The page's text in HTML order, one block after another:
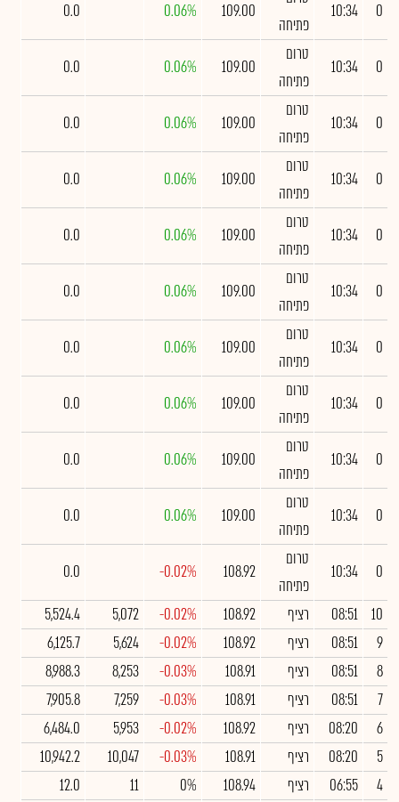
0
10:34
פתיחה
109.00
0.06%
0.0
0
10:34
טרום
פתיחה
109.00
0.06%
0.0
0
10:34
טרום
פתיחה
109.00
0.06%
0.0
0
10:34
טרום
פתיחה
109.00
0.06%
0.0
0
10:34
טרום
פתיחה
109.00
0.06%
0.0
0
10:34
טרום
פתיחה
109.00
0.06%
0.0
0
10:34
טרום
פתיחה
109.00
0.06%
0.0
0
10:34
טרום
פתיחה
109.00
0.06%
0.0
0
10:34
טרום
פתיחה
109.00
0.06%
0.0
0
10:34
טרום
פתיחה
109.00
0.06%
0.0
0
10:34
טרום
פתיחה
108.92
-0.02%
0.0
10
08:51 רציף 108.92
-0.02%
5,072
5,524.4
9
08:51 רציף 108.92
-0.02%
5,624
6,125.7
8
08:51 רציף 108.91
-0.03%
8,253
8,988.3
7
08:51 רציף 108.91
-0.03%
7,259
7,905.8
6
08:20 רציף 108.92
-0.02%
5,953
6,484.0
5
08:20 רציף 108.91
-0.03%
10,047
10,942.2
4
06:55 רציף 108.94
0%
11
12.0